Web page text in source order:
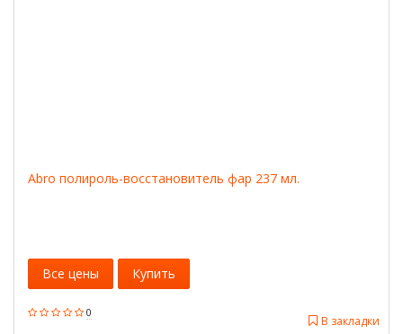
Abro полироль-восстановитель фар 237 мл.
0
В закладки
Все цены Купить